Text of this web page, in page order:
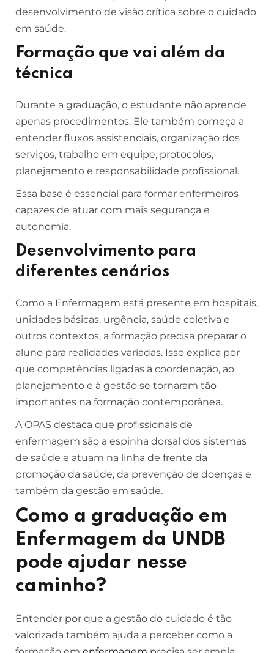
desenvolvimento de visão crítica sobre o cuidado
em saúde.
Formação que vai além da
técnica
Durante a graduação, o estudante não aprende
apenas procedimentos. Ele também começa a
entender fluxos assistenciais, organização dos
serviços, trabalho em equipe, protocolos,
planejamento e responsabilidade profissional.
Essa base é essencial para formar enfermeiros
capazes de atuar com mais segurança e
autonomia.
Desenvolvimento para
diferentes cenários
Como a Enfermagem está presente em hospitais,
unidades básicas, urgência, saúde coletiva e
outros contextos, a formação precisa preparar o
aluno para realidades variadas. Isso explica por
que competências ligadas à coordenação, ao
planejamento e à gestão se tornaram tão
importantes na formação contemporânea.
A OPAS destaca que profissionais de
enfermagem são a espinha dorsal dos sistemas
de saúde e atuam na linha de frente da
promoção da saúde, da prevenção de doenças e
também da gestão em saúde.
Como a graduação em
Enfermagem da UNDB
pode ajudar nesse
caminho?
Entender por que a gestão do cuidado é tão
valorizada também ajuda a perceber como a